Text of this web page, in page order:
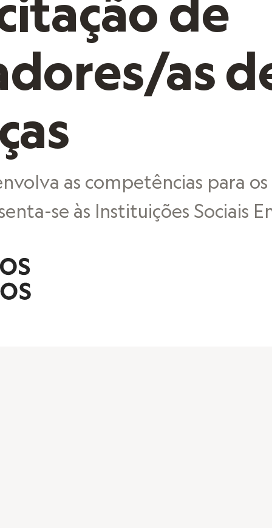
as
as competências para
se às Instituições Sociais